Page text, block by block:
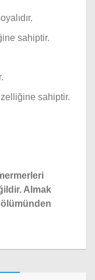
sahiptir.
sahiptir.
Almak